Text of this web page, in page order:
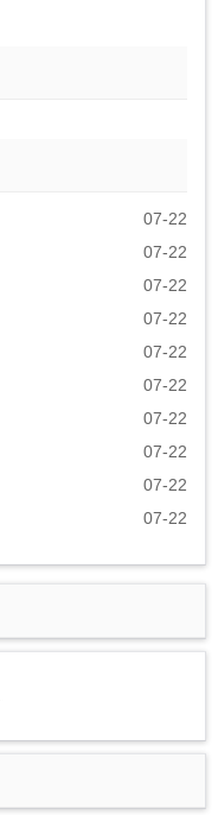
07-22
07-22
07-22
07-22
07-22
07-22
07-22
07-22
07-22
07-22